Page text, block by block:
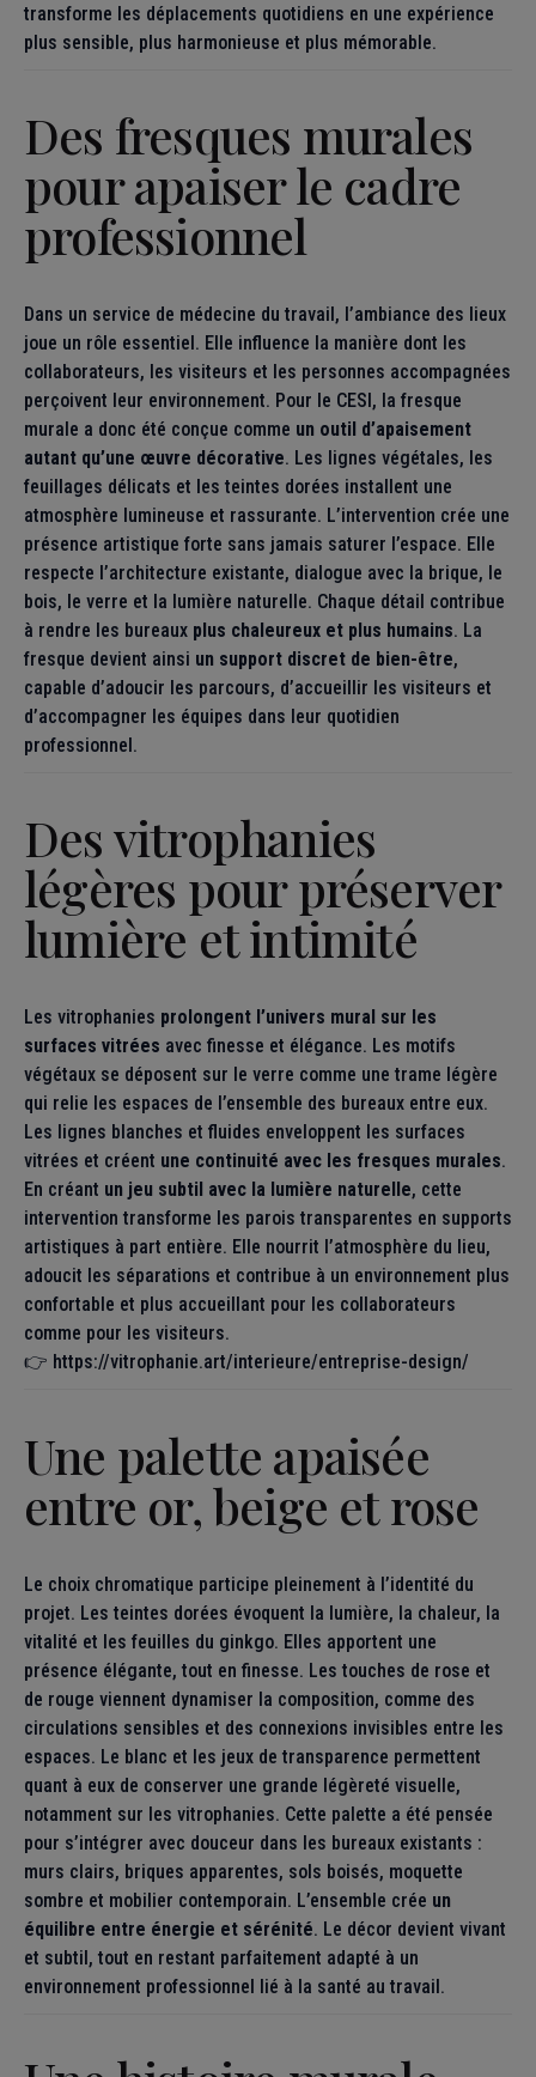
transforme les déplacements quotidiens en une expérience
plus sensible, plus harmonieuse et plus mémorable.
Des fresques murales
pour apaiser le cadre
professionnel
Dans un service de médecine du travail, l’ambiance des lieux
joue un rôle essentiel. Elle influence la manière dont les
collaborateurs, les visiteurs et les personnes accompagnées
perçoivent leur environnement. Pour le CESI, la fresque
murale a donc été conçue comme un outil d’apaisement
autant qu’une œuvre décorative. Les lignes végétales, les
feuillages délicats et les teintes dorées installent une
atmosphère lumineuse et rassurante. L’intervention crée une
présence artistique forte sans jamais saturer l’espace. Elle
respecte l’architecture existante, dialogue avec la brique, le
bois, le verre et la lumière naturelle. Chaque détail contribue
à rendre les bureaux plus chaleureux et plus humains. La
fresque devient ainsi un support discret de bien-être,
capable d’adoucir les parcours, d’accueillir les visiteurs et
d’accompagner les équipes dans leur quotidien
professionnel.
Des vitrophanies
légères pour préserver
lumière et intimité
Les vitrophanies prolongent l’univers mural sur les
surfaces vitrées avec finesse et élégance. Les motifs
végétaux se déposent sur le verre comme une trame légère
qui relie les espaces de l’ensemble des bureaux entre eux.
Les lignes blanches et fluides enveloppent les surfaces
vitrées et créent une continuité avec les fresques murales.
En créant un jeu subtil avec la lumière naturelle, cette
intervention transforme les parois transparentes en supports
artistiques à part entière. Elle nourrit l’atmosphère du lieu,
adoucit les séparations et contribue à un environnement plus
confortable et plus accueillant pour les collaborateurs
comme pour les visiteurs.
👉 https://vitrophanie.art/interieure/entreprise-design/
Une palette apaisée
entre or, beige et rose
Le choix chromatique participe pleinement à l’identité du
projet. Les teintes dorées évoquent la lumière, la chaleur, la
vitalité et les feuilles du ginkgo. Elles apportent une
présence élégante, tout en finesse. Les touches de rose et
de rouge viennent dynamiser la composition, comme des
circulations sensibles et des connexions invisibles entre les
espaces. Le blanc et les jeux de transparence permettent
quant à eux de conserver une grande légèreté visuelle,
notamment sur les vitrophanies. Cette palette a été pensée
pour s’intégrer avec douceur dans les bureaux existants :
murs clairs, briques apparentes, sols boisés, moquette
sombre et mobilier contemporain. L’ensemble crée un
équilibre entre énergie et sérénité. Le décor devient vivant
et subtil, tout en restant parfaitement adapté à un
environnement professionnel lié à la santé au travail.